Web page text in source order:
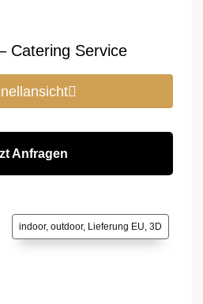
Catering Service
Anfragen
indoor, outdoor, Lieferung EU, 3D